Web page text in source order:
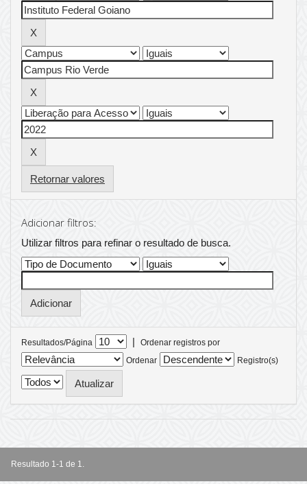
Retornar valores
Adicionar filtros:
Utilizar filtros para refinar o resultado de busca.
Resultados/Página |
Ordenar registros por
Ordenar
Registro(s)
Resultado 1-1 de 1.